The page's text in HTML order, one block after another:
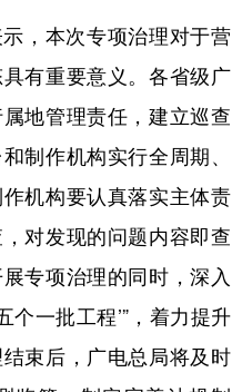
时尚 悦读
亚太网 上市公司
福建 江西
，本次专项治理对于营
有重要意义。各省级广
地管理责任，建立巡查
制作机构实行全周期、
机构要认真落实主体责
对发现的问题内容即查
专项治理的同时，深入
个一批工程’”，着力提升
束后，广电总局将及时